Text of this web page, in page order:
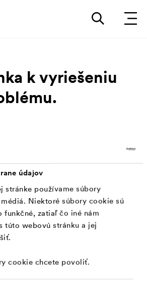
údajov
stránke používame súbory
Niektoré súbory cookie sú
funkčné, zatiaľ čo iné nám
túto webovú stránku a jej
cookie chcete povoliť.
k vyriešeniu
dorazí dodávka? Využite našu
služby: Spojte sa so svojím
DÖRKEN Membranes.
ozvali!